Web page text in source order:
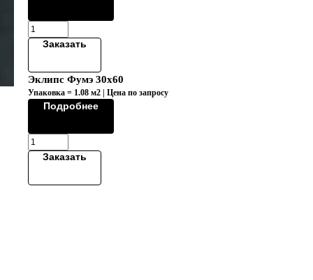
Заказать
Эклипс Фумэ 30х60
Упаковка = 1.08 м2 | Цена по запросу
Подробнее
Заказать